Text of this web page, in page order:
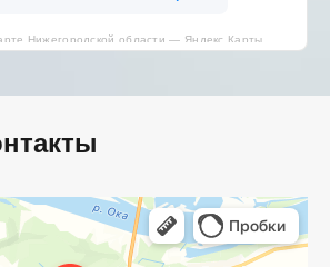
Нижегородской области — Яндекс Карты